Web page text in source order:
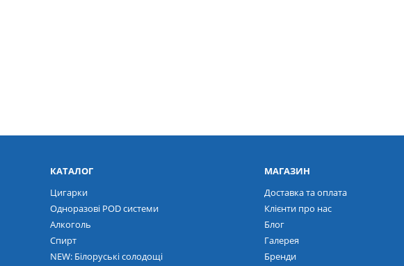
КАТАЛОГ
Цигарки
Одноразові POD системи
Алкоголь
Спирт
NEW: Білоруські солодощі
МАГАЗИН
Доставка та оплата
Клієнти про нас
Блог
Галерея
Бренди